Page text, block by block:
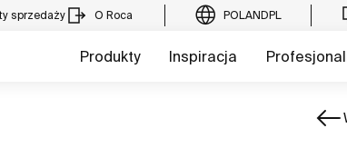
sprzedaży O Roca POLANDPL
Produkty Inspiracja